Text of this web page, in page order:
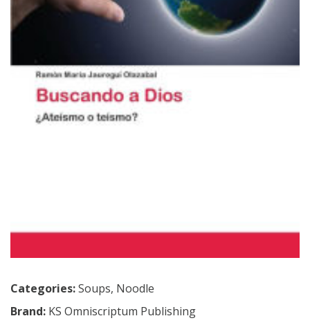
Categories:Soups, Noodle
Brand: KS Omniscriptum Publishing